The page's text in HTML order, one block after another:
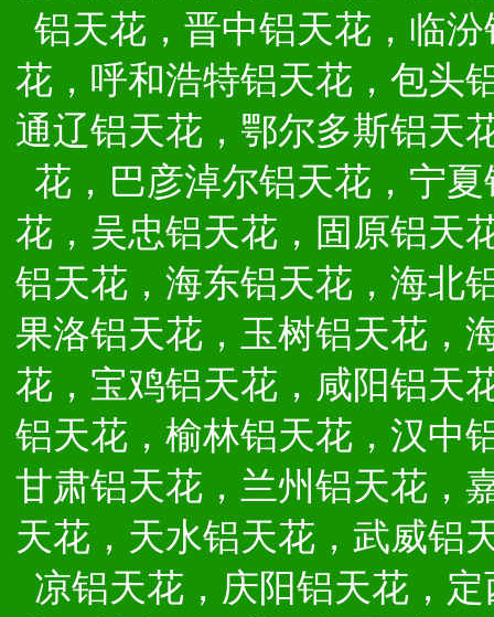
铝天花，晋中铝天花，临
花，呼和浩特铝天花，包头
通辽铝天花，鄂尔多斯铝天
花，巴彦淖尔铝天花，宁
花，吴忠铝天花，固原铝天
铝天花，海东铝天花，海北
果洛铝天花，玉树铝天花，
花，宝鸡铝天花，咸阳铝天
铝天花，榆林铝天花，汉中
甘肃铝天花，兰州铝天花，
天花，天水铝天花，武威铝
凉铝天花，庆阳铝天花，